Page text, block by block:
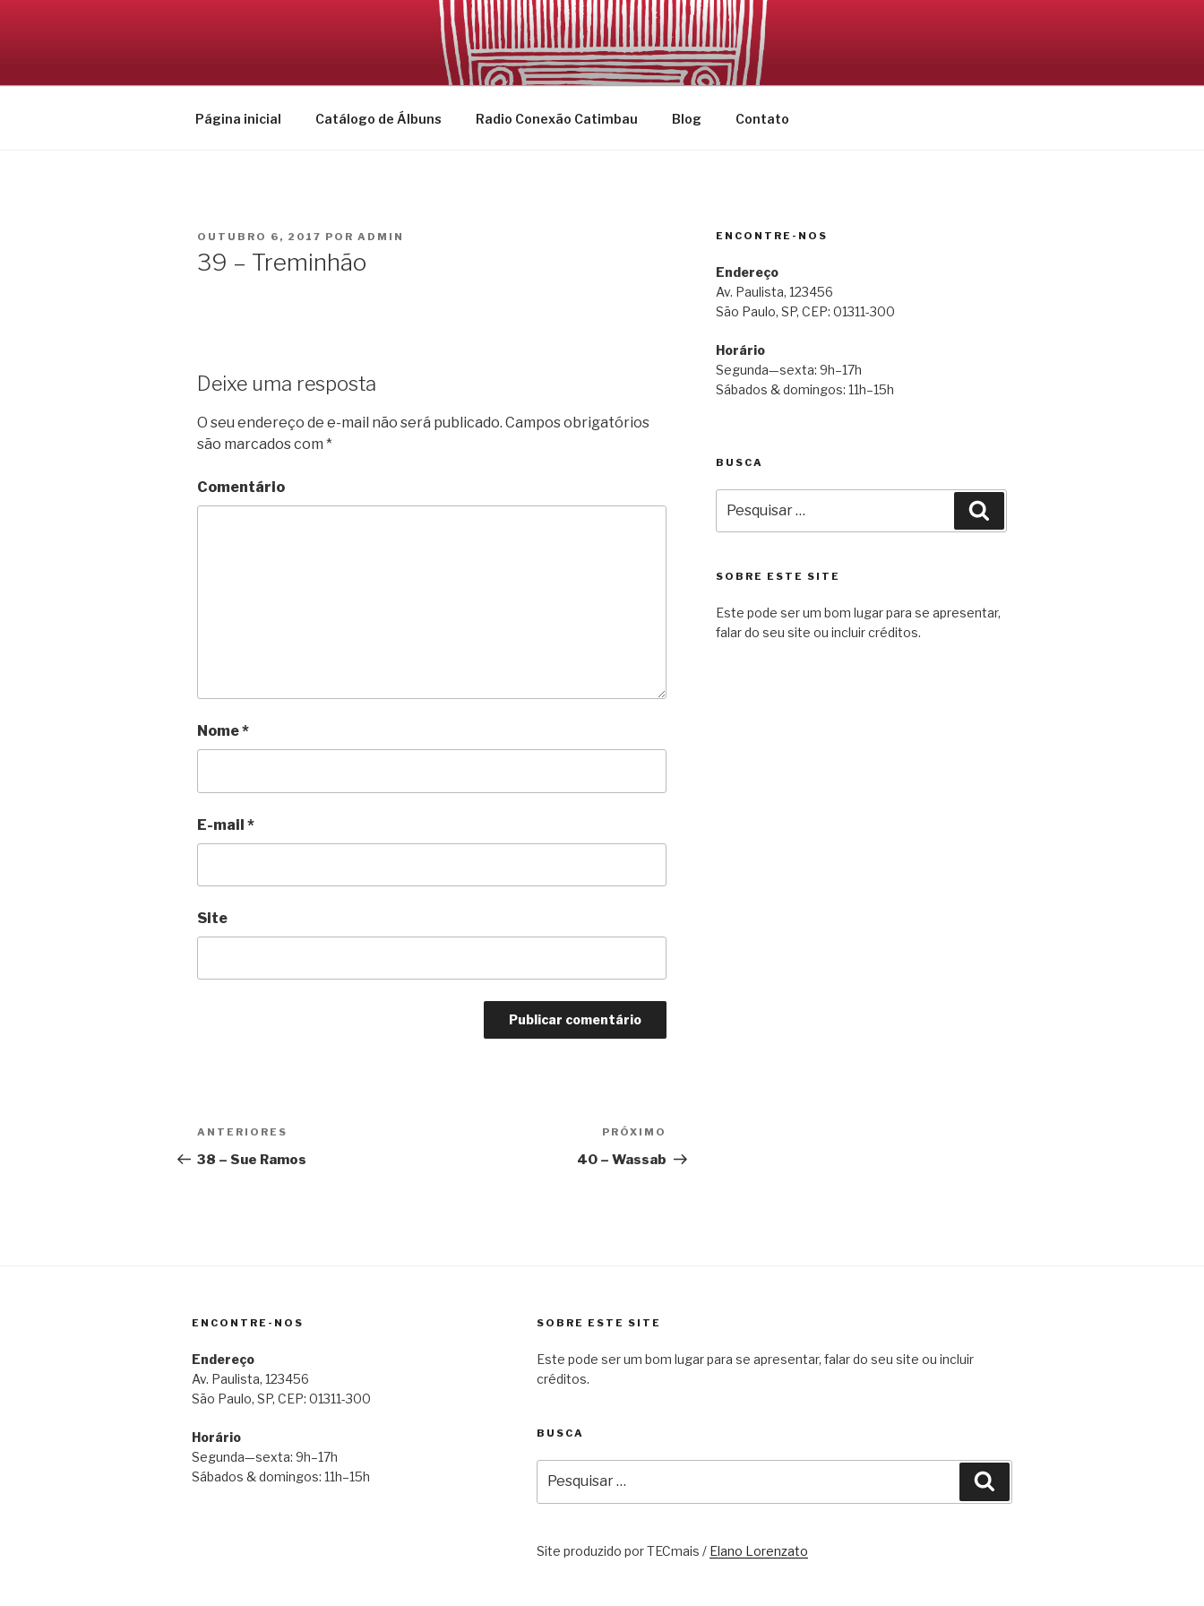
CONEXÃO CATIMBAU
Página inicial Catálogo de Álbuns Radio Conexão Catimbau Blog Contato
PUBLICADO
EM
OUTUBRO 6, 2017 POR ADMIN
39 – Treminhão
Deixe uma resposta
O seu endereço de e-mail não será publicado. Campos obrigatórios
são marcados com *
Comentário
Nome*
E-mail *
Site
Navegação
de
Post
anterior
ANTERIORES
38 – Sue Ramos
post
PRÓXIMO
40 – Wassab
ENCONTRE-NOS
Endereço
Av. Paulista, 123456
São Paulo, SP, CEP: 01311-300
Horário
Segunda—sexta: 9h–17h
Sábados & domingos: 11h–15h
BUSCA
por:
SOBRE ESTE SITE
Este pode ser um bom lugar para se apresentar,
falar do seu site ou incluir créditos.
ENCONTRE-NOS
Endereço
Av. Paulista, 123456
São Paulo, SP, CEP: 01311-300
Horário
Segunda—sexta: 9h–17h
Sábados & domingos: 11h–15h
SOBRE ESTE SITE
Este pode ser um bom lugar para se apresentar, falar do seu site ou incluir
créditos.
BUSCA
por:
Site produzido por TECmais / Elano Lorenzato